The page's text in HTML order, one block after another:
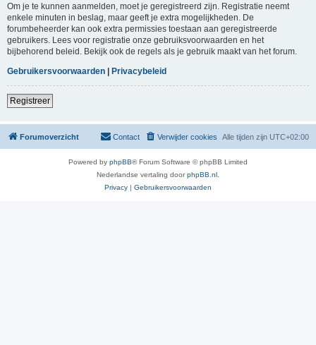
Om je te kunnen aanmelden, moet je geregistreerd zijn. Registratie neemt
enkele minuten in beslag, maar geeft je extra mogelijkheden. De
forumbeheerder kan ook extra permissies toestaan aan geregistreerde
gebruikers. Lees voor registratie onze gebruiksvoorwaarden en het
bijbehorend beleid. Bekijk ook de regels als je gebruik maakt van het forum.
Gebruikersvoorwaarden | Privacybeleid
Registreer
Forumoverzicht Alle tijden zijn UTC+02:00
Verwijder cookies
Contact
Powered by phpBB® Forum Software © phpBB Limited
Nederlandse vertaling doorphpBB.nl
Privacy | Gebruikersvoorwaarden